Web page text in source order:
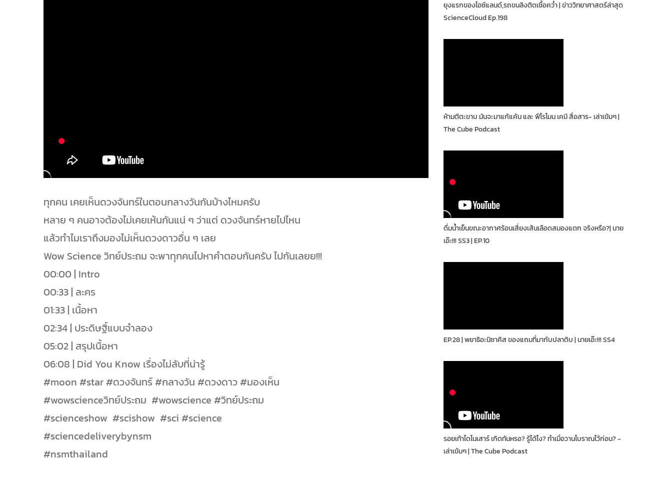
ทุกคน เคยเห็นดวงจันทร์ในตอนกลางวันกันบ้างไหมครับ
หลาย ๆ คนอาจต้องไม่เคยเห้นกันแน่ ๆ ว่าแต่ ดวงจันทร์หายไปไหน
แล้วทำไมเราถึงมองไม่เห็นดวงดาวอื่น ๆ เลย
Wow Science วิทย์ประถม จะพาทุกคนไปหาคำตอบกันครับ ไปกันเลยย!!!
00:00 | Intro
00:33 | ละคร
01:33 | เนื้อหา
02:34 | ประดิษฐิ์แบบจำลอง
05:02 | สรุปเนื้อหา
06:08 | Did You Know เรื่องไม่ลับที่น่ารู้
#moon #star #ดวงจันทร์ #กลางวัน #ดวงดาว #มองเห็น
#wowscienceวิทย์ประถม #wowscience #วิทย์ประถม
#scienceshow #scishow #sci #science
#sciencedeliverybynsm
#nsmthailand
ยุงแรกของไอซ์แลนด์,รถขนลิงติดเชื้อคว่ำ | ข่าววิทยาศาสตร์ล่าสุด
ScienceCloud Ep.198
ห้ามตีตะขาบ มันจะมาแก้แค้น และ ฟีโรโมน เคมี สื่อสาร- เล่าเข้มๆ |
The Cube Podcast
ดื่มน้ำเย็นขณะอากาศร้อนเสี่ยงเส้นเลือดสมองแตก จริงหรือ?| นาย
เอ๊ะ!!! SS3 | EP.10
EP.28 | พยาธิอะนิซาคิส ของแถมที่มากับปลาดิบ | นายเอ๊ะ!!! SS4
รอยเท้าไดโนเสาร์ เกิดทันหรอ? รู้ได้ไง? ทำเมื่อวานโบราณไว้ก่อน? -
เล่าเข้มๆ | The Cube Podcast